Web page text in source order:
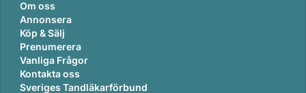
Om oss
Annonsera
Köp & Sälj
Prenumerera
Vanliga Frågor
Kontakta oss
Sveriges Tandläkarförbund